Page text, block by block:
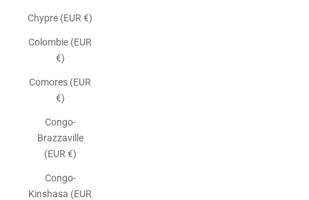
Chypre (EUR €)
Colombie (EUR
€)
Comores (EUR
€)
Congo-
Brazzaville
(EUR €)
Congo-
Kinshasa (EUR